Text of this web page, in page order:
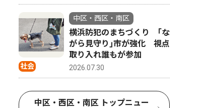
4
社会
中区・西区・南区
横浜防犯のまちづくり ｢な
がら見守り｣市が強化 視点
取り入れ誰もが参加
2026.07.30
中区・西区・南区 トップニュー